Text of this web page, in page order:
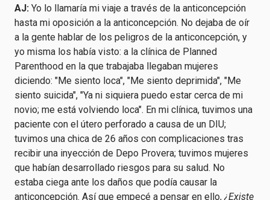
AJ: Yo lo llamaría mi viaje a través de la anticoncepción
hasta mi oposición a la anticoncepción. No dejaba de oír
a la gente hablar de los peligros de la anticoncepción, y
yo misma los había visto: a la clínica de Planned
Parenthood en la que trabajaba llegaban mujeres
diciendo: "Me siento loca", "Me siento deprimida", "Me
siento suicida", "Ya ni siquiera puedo estar cerca de mi
novio; me está volviendo loca". En mi clínica, tuvimos una
paciente con el útero perforado a causa de un DIU;
tuvimos una chica de 26 años con complicaciones tras
recibir una inyección de Depo Provera; tuvimos mujeres
que habían desarrollado riesgos para su salud. No
estaba ciega ante los daños que podía causar la
anticoncepción. Así que empecé a pensar en ello,¿Existe